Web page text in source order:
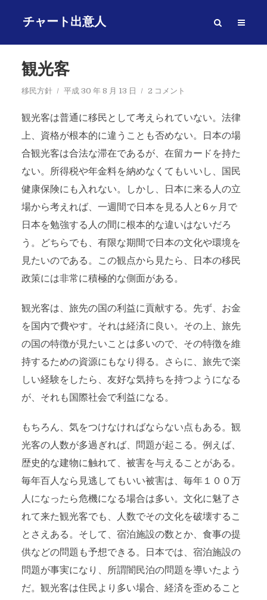
チャート出意人
観光客
移民方針 平成 30 年 8 月 13 日 2 コメント
観光客は普通に移民として考えられていない。法律
上、資格が根本的に違うことも否めない。日本の場
合観光客は合法な滞在であるが、在留カードを持た
ない。所得税や年金料を納めなくてもいいし、国民
健康保険にも入れない。しかし、日本に来る人の立
場から考えれば、一週間で日本を見る人と6ヶ月で
日本を勉強する人の間に根本的な違いはないだろ
う。どちらでも、有限な期間で日本の文化や環境を
見たいのである。この観点から見たら、日本の移民
政策には非常に積極的な側面がある。
観光客は、旅先の国の利益に貢献する。先ず、お金
を国内で費やす。それは経済に良い。その上、旅先
の国の特徴が見たいことは多いので、その特徴を維
持するための資源にもなり得る。さらに、旅先で楽
しい経験をしたら、友好な気持ちを持つようになる
が、それも国際社会で利益になる。
もちろん、気をつけなければならない点もある。観
光客の人数が多過ぎれば、問題が起こる。例えば、
歴史的な建物に触れて、被害を与えることがある。
毎年百人なら見逃してもいい被害は、毎年１００万
人になったら危機になる場合は多い。文化に魅了さ
れて来た観光客でも、人数でその文化を破壊するこ
とさえある。そして、宿泊施設の数とか、食事の提
供などの問題も予想できる。日本では、宿泊施設の
問題が事実になり、所謂闇民泊の問題を導いたよう
だ。観光客は住民より多い場合、経済を歪めること